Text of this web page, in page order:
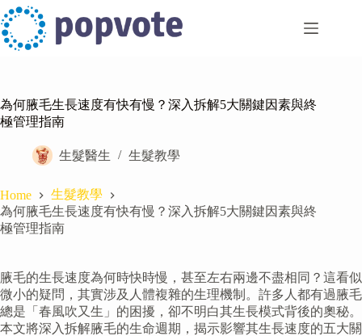
Skip
to
content
為何腋毛生長速度有快有慢？深入拆解5大關鍵因素與終
極管理指南
生髮醫生 生髮教學
Home
生髮教學
為何腋毛生長速度有快有慢？深入拆解5大關鍵因素與終
極管理指南
腋毛的生長速度為何時快時慢，甚至左右兩邊不盡相同？這看似
微小的疑問，其實涉及人體複雜的生理機制。許多人都有過腋毛
總是「春風吹又生」的困擾，卻不明白其生長模式背後的奧秘。
本文將深入拆解腋毛的生命週期，揭示影響其生長速度的五大關